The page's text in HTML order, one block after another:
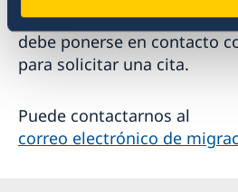
Dirección General de
debe ponerse en contacto
para solicitar una cita.
Puede contactarnos al
correo electrónico de